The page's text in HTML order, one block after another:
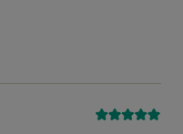
Váš účet byl odstraněn